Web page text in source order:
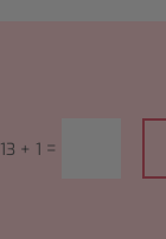
13 + 1 =